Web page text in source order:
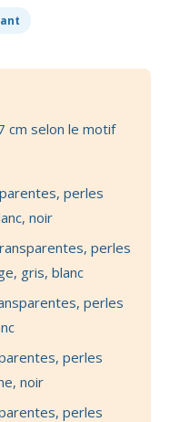
cm selon le motif
perles
noir
perles
gris, blanc
perles
perles
noir
perles